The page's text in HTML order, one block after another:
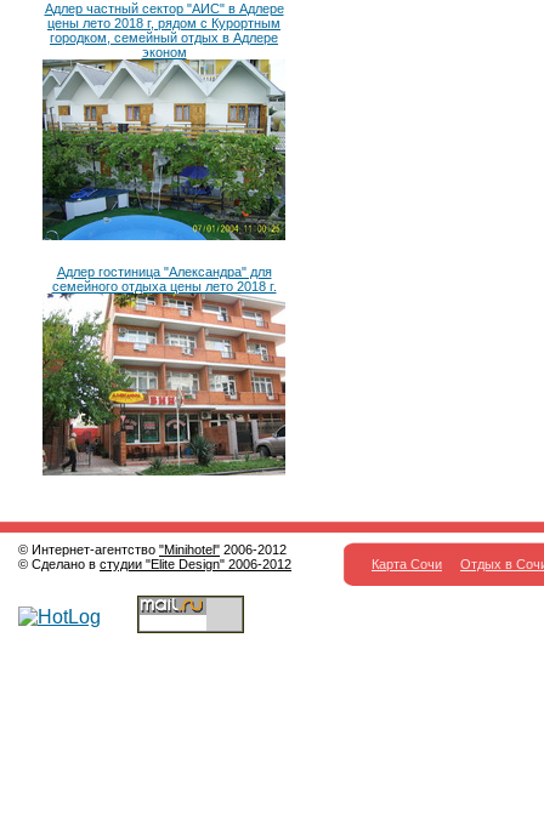
Адлер частный сектор "АИС" в Адлере
цены лето 2018 г, рядом с Курортным
городком, семейный отдых в Адлере
эконом
Адлер гостиница "Александра" для
семейного отдыха цены лето 2018 г.
© Интернет-агентство "Minihotel" 2006-2012
© Сделано в студии "Elite Design" 2006-2012 Карта Сочи Отдых в